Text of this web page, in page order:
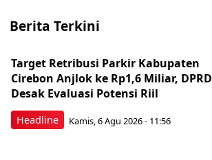
Berita Terkini
Headline
Target Retribusi Parkir Kabupaten
Cirebon Anjlok ke Rp1,6 Miliar, DPRD
Desak Evaluasi Potensi Riil
Kamis, 6 Agu 2026 - 11:56